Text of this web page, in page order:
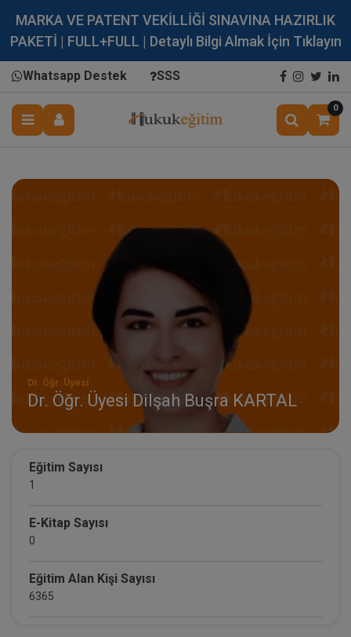
MARKA VE PATENT VEKİLLİĞİ SINAVINA HAZIRLIK
PAKETİ | FULL+FULL | Detaylı Bilgi Almak İçin Tıklayın
Whatsapp Destek SSS
0
Dr. Öğr. Üyesi
Dr. Öğr. Üyesi Dilşah Buşra KARTAL
Eğitim Sayısı
1
E-Kitap Sayısı
0
Eğitim Alan Kişi Sayısı
6365